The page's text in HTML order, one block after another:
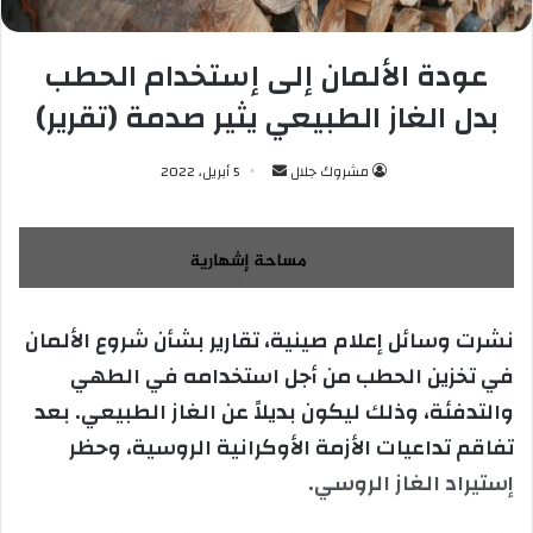
عودة الألمان إلى إستخدام الحطب
بدل الغاز الطبيعي يثير صدمة (تقرير)
مشروك جلال
س
ل
ب
ي
د
إ
ل
5 أبريل، 2022
نشرت وسائل إعلام صينية، تقارير بشأن شروع الألمان
في تخزين الحطب من أجل استخدامه في الطهي
والتدفئة، وذلك ليكون بديلاً عن الغاز الطبيعي. بعد
تفاقم تداعيات الأزمة الأوكرانية الروسية، وحظر
إستيراد الغاز الروسي.